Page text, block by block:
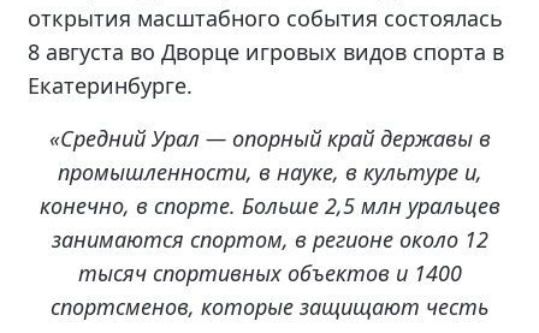
открытия масштабного события состоялась
8 августа во Дворце игровых видов спорта в
Екатеринбурге.
«Средний Урал — опорный край державы в
промышленности, в науке, в культуре и,
конечно, в спорте. Больше 2,5 млн уральцев
занимаются спортом, в регионе около 12
тысяч спортивных объектов и 1400
спортсменов, которые защищают честь